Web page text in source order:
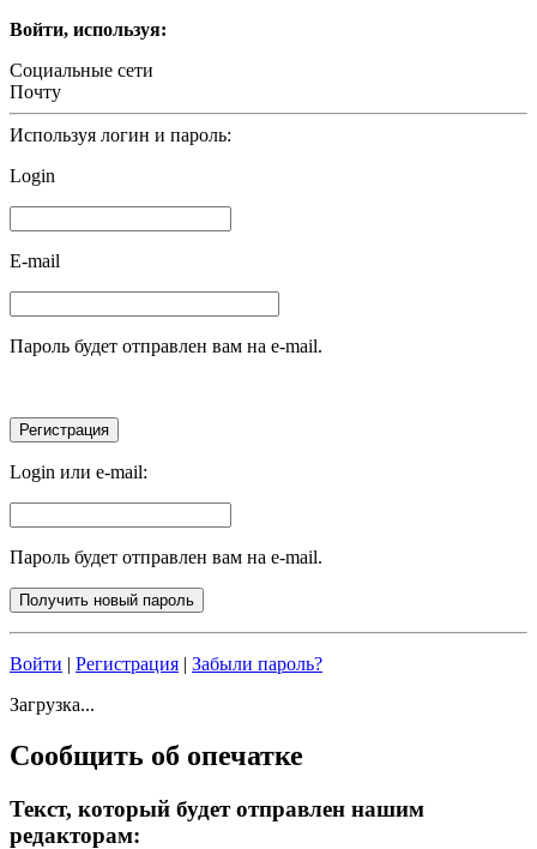
Войти, используя:
Социальные сети
Почту
Используя логин и пароль:
Login
E-mail
Пароль будет отправлен вам на e-mail.
Login или e-mail:
Пароль будет отправлен вам на e-mail.
Войти | Регистрация | Забыли пароль?
Загрузка...
Сообщить об опечатке
Текст, который будет отправлен нашим
редакторам: